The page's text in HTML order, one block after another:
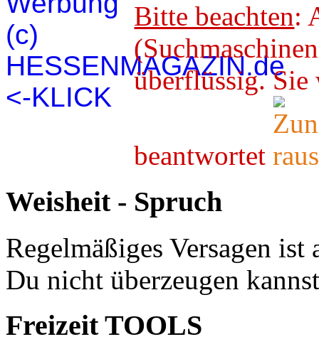
Bitte beachten:
überflüssig.
beantwortet
Weisheit - Spruch
Regelmäßiges Versagen
Du nicht überzeugen
Freizeit TOOLS